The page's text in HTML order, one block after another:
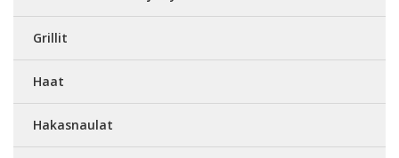
Grillit
Haat
Hakasnaulat